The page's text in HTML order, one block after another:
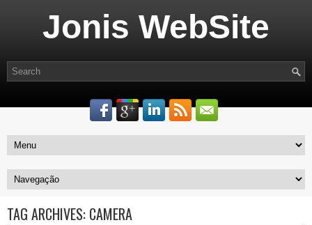
Jonis WebSite
TAG ARCHIVES: CAMERA